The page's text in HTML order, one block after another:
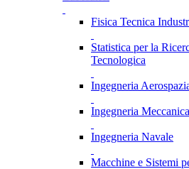
Fisica Tecnica
Statistica per la
Tecnologica
Ingegneria
Ingegneria Meccanica
Ingegneria Navale
Macchine e Sistemi